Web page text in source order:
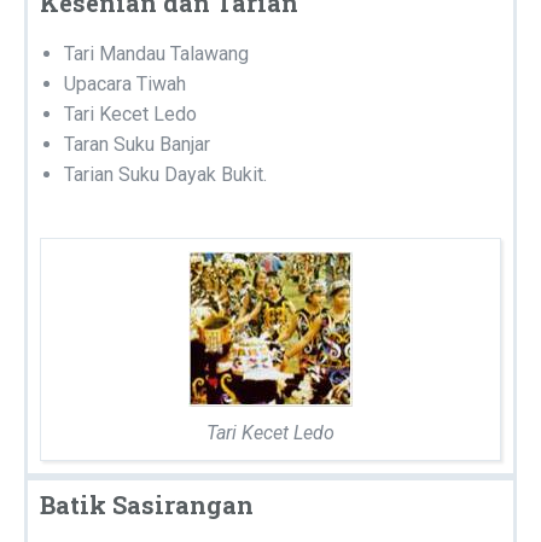
Tari Mandau Talawang
Upacara Tiwah
Tari Kecet Ledo
Taran Suku Banjar
Tarian Suku Dayak Bukit.
Tari Kecet Ledo
Batik Sasirangan